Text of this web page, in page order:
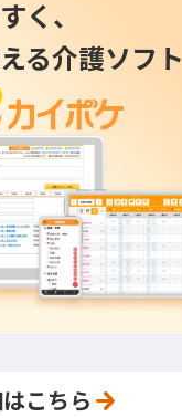
く、
る介護ソフト
こちら